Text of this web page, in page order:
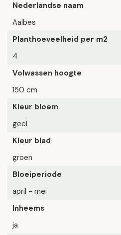
Nederlandse naam
Aalbes
Planthoeveelheid per m2
4
Volwassen hoogte
150 cm
Kleur bloem
geel
Kleur blad
groen
Bloeiperiode
april - mei
Inheems
ja